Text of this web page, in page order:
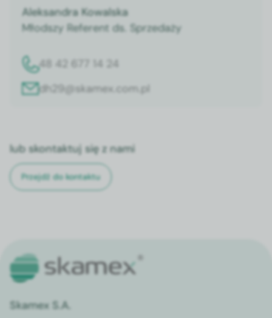
Aleksandra Kowalska
Młodszy Referent ds. Sprzedaży
48 42 677 14 24
dh29@skamex.com.pl
lub skontaktuj się z nami
Przejdź do kontaktu
Skamex S.A.